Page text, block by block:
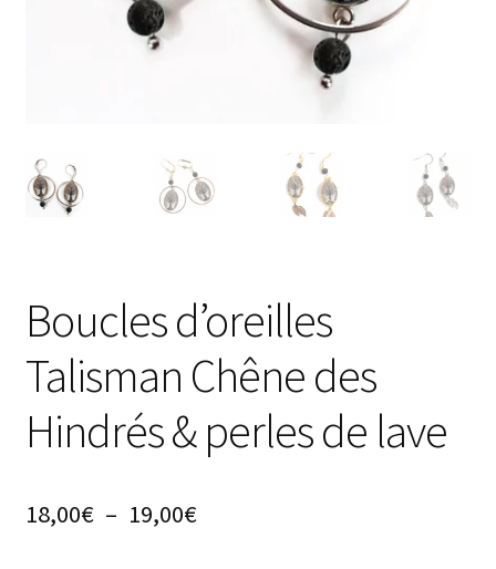
Boucles d’oreilles
Talisman Chêne des
Hindrés & perles de lave
18,00€ – 19,00€Plage